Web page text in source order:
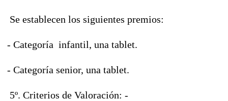
Se establecen los siguientes premios:
- Categoría infantil, una tablet.
- Categoría senior, una tablet.
5º. Criterios de Valoración: -